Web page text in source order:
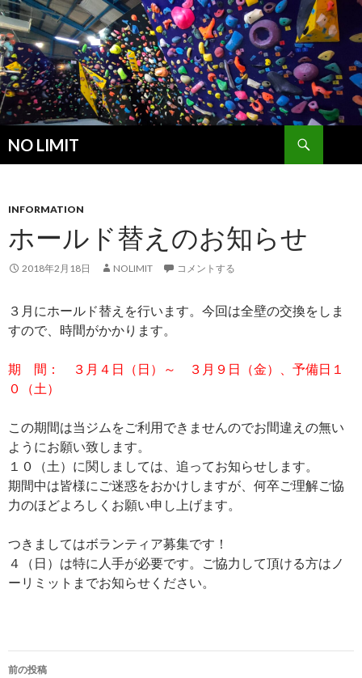
NO LIMIT
索
ン
へ
キ
プ
INFORMATION
ホールド替えのお知らせ
2018年2月18日 NOLIMIT コメントする
３月にホールド替えを行います。今回は全壁の交換をしま
すので、時間がかかります。
期 間： ３月４日（日）～ ３月９日（金）、予備日１
０（土）
この期間は当ジムをご利用できませんのでお間違えの無い
ようにお願い致します。
１０（土）に関しましては、追ってお知らせします。
期間中は皆様にご迷惑をおかけしますが、何卒ご理解ご協
力のほどよろしくお願い申し上げます。
つきましてはボランティア募集です！
４（日）は特に人手が必要です。ご協力して頂ける方はノ
ーリミットまでお知らせください。
投
前の投稿